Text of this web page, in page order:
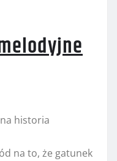
historia
na to, że gatunek